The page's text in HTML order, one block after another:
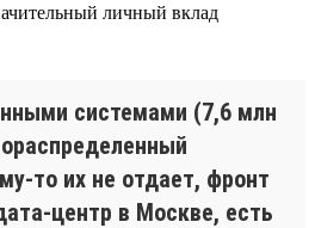
личный вклад
системами (7,6 млн
то их не отдает, фронт
центр в Москве, есть